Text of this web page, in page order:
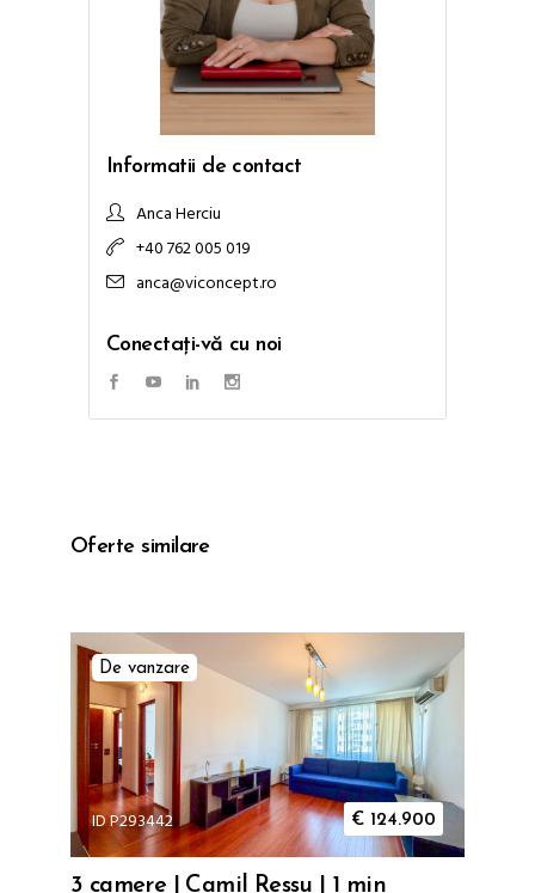
Informatii de contact
Anca Herciu
+40 762 005 019
anca@viconcept.ro
Conectați-vă cu noi
Oferte similare
De vanzare
ID P293442 € 124.900
3 camere | Camil Ressu | 1 min